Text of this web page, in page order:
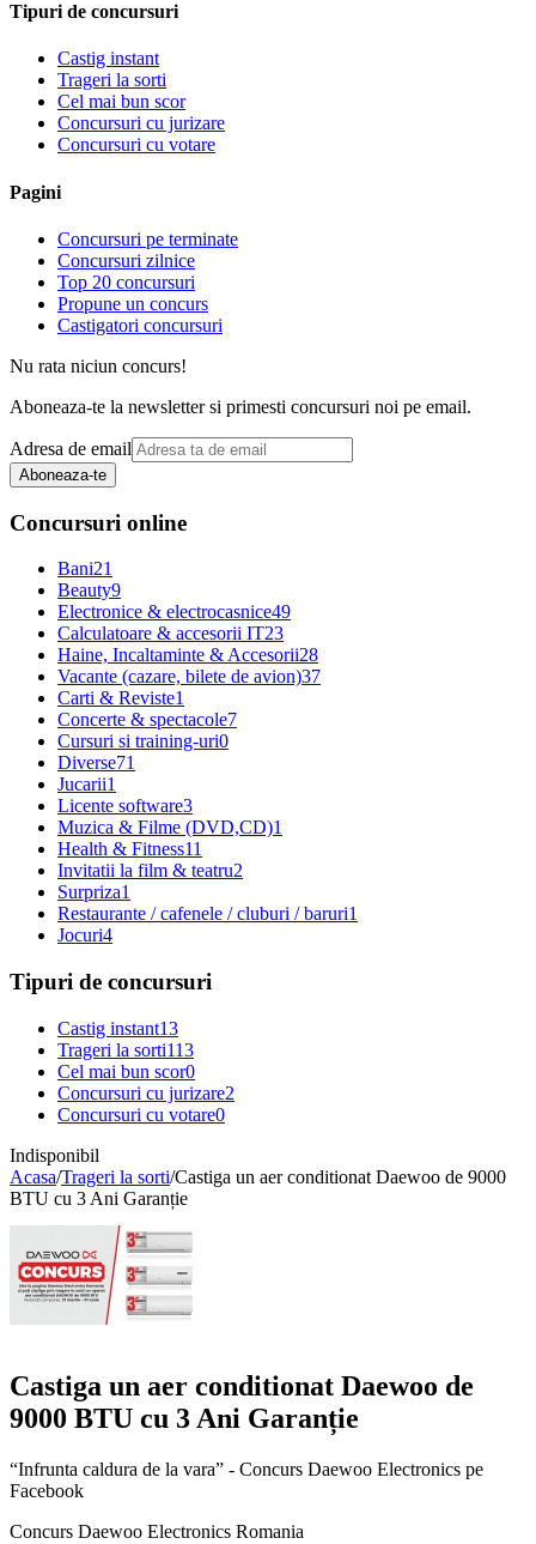
Tipuri de concursuri
Castig instant
Trageri la sorti
Cel mai bun scor
Concursuri cu jurizare
Concursuri cu votare
Pagini
Concursuri pe terminate
Concursuri zilnice
Top 20 concursuri
Propune un concurs
Castigatori concursuri
Nu rata niciun concurs!
Aboneaza-te la newsletter si primesti concursuri noi pe email.
Adresa de email
Aboneaza-te
Concursuri online
Bani21
Beauty9
Electronice & electrocasnice49
Calculatoare & accesorii IT23
Haine, Incaltaminte & Accesorii28
Vacante (cazare, bilete de avion)37
Carti & Reviste1
Concerte & spectacole7
Cursuri si training-uri0
Diverse71
Jucarii1
Licente software3
Muzica & Filme (DVD,CD)1
Health & Fitness11
Invitatii la film & teatru2
Surpriza1
Restaurante / cafenele / cluburi / baruri1
Jocuri4
Tipuri de concursuri
Castig instant13
Trageri la sorti113
Cel mai bun scor0
Concursuri cu jurizare2
Concursuri cu votare0
Indisponibil
Acasa/Trageri la sorti/Castiga un aer conditionat Daewoo de 9000
BTU cu 3 Ani Garanție
Castiga un aer conditionat Daewoo de
9000 BTU cu 3 Ani Garanție
“Infrunta caldura de la vara” - Concurs Daewoo Electronics pe
Facebook
Concurs Daewoo Electronics Romania